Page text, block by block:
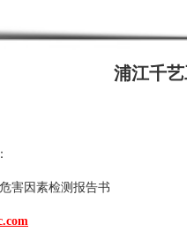
浦江千
害因素检测报告书